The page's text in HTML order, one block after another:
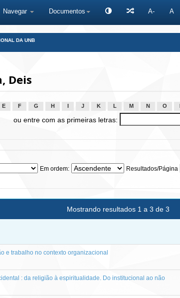
Navegar Documentos A- A
DA UNB
Deis
E F G H J K L M N O
ou entre com as primeiras letras:
Em ordem: Resultados/Página
Mostrando resultados 1 a 3 de 3
e trabalho no contexto organizacional
: da religião à espiritualidade. Do institucional ao não